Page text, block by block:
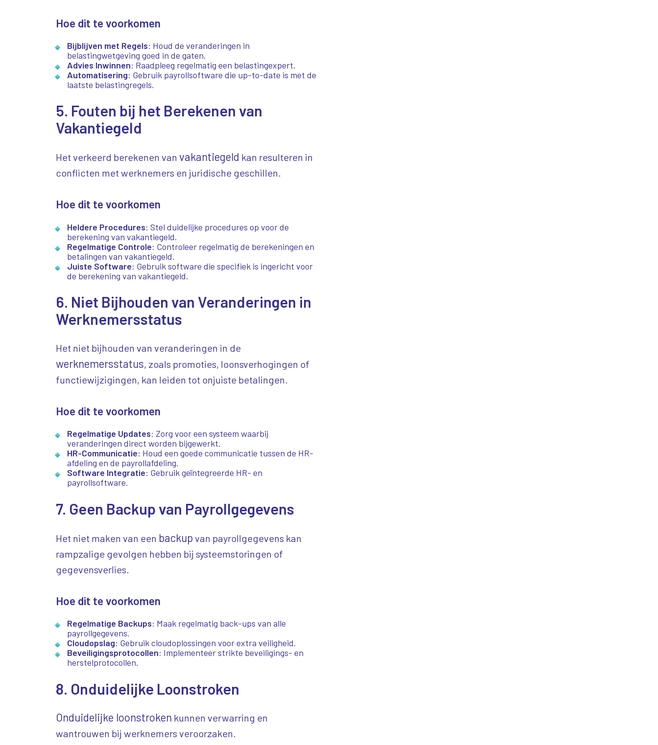
Hoe dit te voorkomen
Bijblijven met Regels: Houd de veranderingen in
belastingwetgeving goed in de gaten.
Advies Inwinnen: Raadpleeg regelmatig een belastingexpert.
Automatisering: Gebruik payrollsoftware die up-to-date is met de
laatste belastingregels.
5. Fouten bij het Berekenen van
Vakantiegeld
Het verkeerd berekenen vanvakantiegeld kan resulteren in
conflicten met werknemers en juridische geschillen.
Hoe dit te voorkomen
Heldere Procedures: Stel duidelijke procedures op voor de
berekening van vakantiegeld.
Regelmatige Controle: Controleer regelmatig de berekeningen en
betalingen van vakantiegeld.
Juiste Software: Gebruik software die specifiek is ingericht voor
de berekening van vakantiegeld.
6. Niet Bijhouden van Veranderingen in
Werknemersstatus
Het niet bijhouden van veranderingen in de
werknemersstatus, zoals promoties, loonsverhogingen of
functiewijzigingen, kan leiden tot onjuiste betalingen.
Hoe dit te voorkomen
Regelmatige Updates: Zorg voor een systeem waarbij
veranderingen direct worden bijgewerkt.
HR-Communicatie: Houd een goede communicatie tussen de HR-
afdeling en de payrollafdeling.
Software Integratie: Gebruik geïntegreerde HR- en
payrollsoftware.
7. Geen Backup van Payrollgegevens
Het niet maken van een backup van payrollgegevens kan
rampzalige gevolgen hebben bij systeemstoringen of
gegevensverlies.
Hoe dit te voorkomen
Regelmatige Backups: Maak regelmatig back-ups van alle
payrollgegevens.
Cloudopslag: Gebruik cloudoplossingen voor extra veiligheid.
Beveiligingsprotocollen: Implementeer strikte beveiligings- en
herstelprotocollen.
8. Onduidelijke Loonstroken
Onduidelijke loonstroken kunnen verwarring en
wantrouwen bij werknemers veroorzaken.